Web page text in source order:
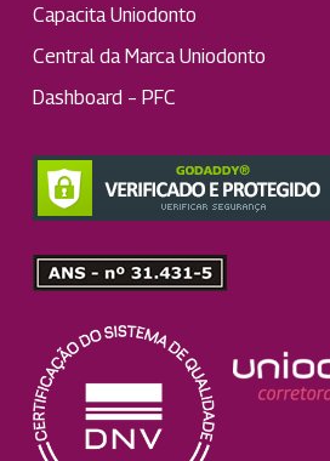
Capacita Uniodonto
Central da Marca Uniodonto
Dashboard – PFC